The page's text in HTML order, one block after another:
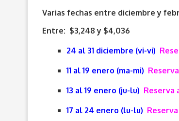
Varias fechas entre diciembre y
Entre: $3,248 y $4,036
24 al 31 diciembre (vi-vi)
11 al 19 enero (ma-mi)
13 al 19 enero (ju-lu) Reserva
17 al 24 enero (lu-lu)